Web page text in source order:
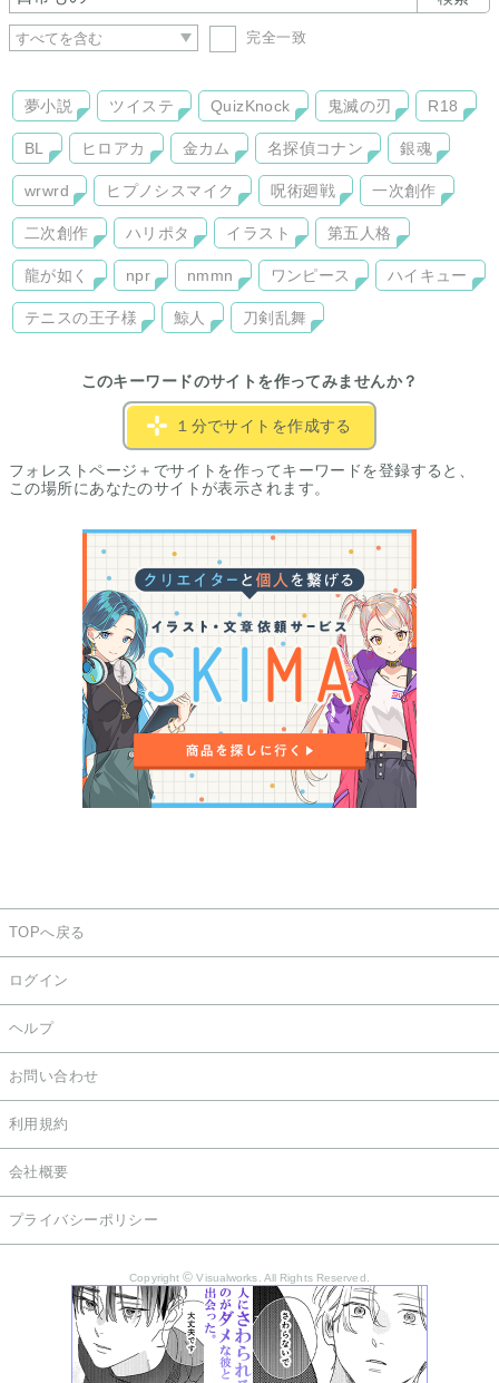
完全一致
夢小説 ツイステ QuizKnock 鬼滅の刃 R18
BL ヒロアカ 金カム 名探偵コナン 銀魂
wrwrd ヒプノシスマイク 呪術廻戦 一次創作
二次創作 ハリポタ イラスト 第五人格
龍が如く npr nmmn ワンピース ハイキュー
テニスの王子様 鯨人 刀剣乱舞
このキーワードのサイトを作ってみませんか？
１分でサイトを作成する
フォレストページ＋でサイトを作ってキーワードを登録すると、
この場所にあなたのサイトが表示されます。
TOPへ戻る
ログイン
ヘルプ
お問い合わせ
利用規約
会社概要
プライバシーポリシー
Copyright© Visualworks. All Rights Reserved.